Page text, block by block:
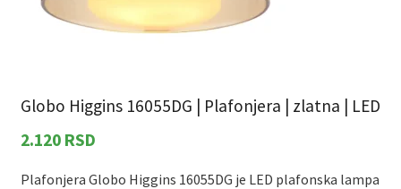
Globo Higgins 16055DG | Plafonjera | zlatna | LED
2.120 RSD
Plafonjera Globo Higgins 16055DG je LED plafonska lampa